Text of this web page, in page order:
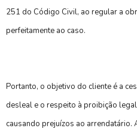
251 do Código Civil, ao regular a
perfeitamente ao caso.
Portanto, o objetivo do cliente é a
desleal e o respeito à proibição
causando prejuízos ao arrendatário.